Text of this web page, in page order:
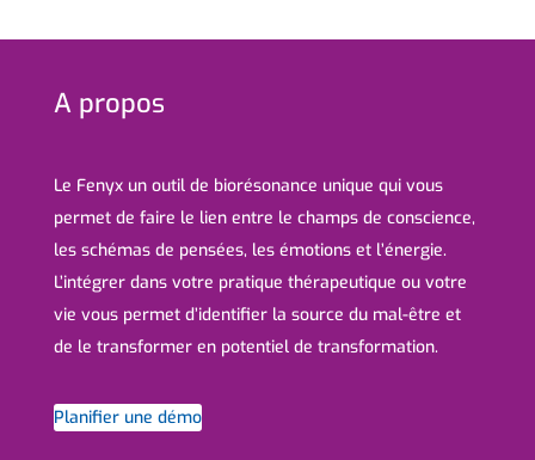
A propos
Le Fenyx un outil de biorésonance unique qui vous
permet de faire le lien entre le champs de conscience,
les schémas de pensées, les émotions et l’énergie.
L’intégrer dans votre pratique thérapeutique ou votre
vie vous permet d’identifier la source du mal-être et
de le transformer en potentiel de transformation.
Planifier une démo